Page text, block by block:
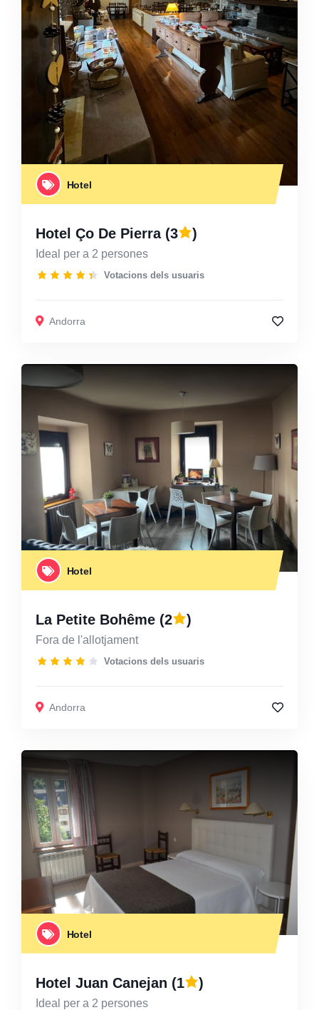
Hotel
Hotel Ço De Pierra(3 )
Ideal per a 2 persones
Votacions dels usuaris
Andorra
Hotel
La Petite Bohême (2 )
Fora de l'allotjament
Votacions dels usuaris
Andorra
Hotel
Hotel Juan Canejan (1 )
Ideal per a 2 persones